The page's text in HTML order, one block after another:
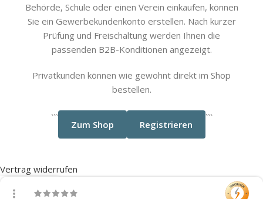
Behörde, Schule oder einen Verein einkaufen, können
Sie ein Gewerbekundenkonto erstellen. Nach kurzer
Prüfung und Freischaltung werden Ihnen die
passenden B2B-Konditionen angezeigt.
Privatkunden können wie gewohnt direkt im Shop
bestellen.
```
Zum Shop Registrieren
```
Vertrag widerrufen